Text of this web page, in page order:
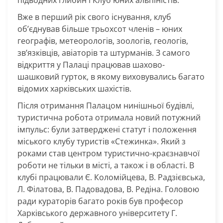
Вже в перший рік свого існування, клуб
об’єднував більше трьохсот членів – юних
географів, метеорологів, зоологів, геологів,
зв’язківців, авіаторів та штурманів. З самого
відкриття у Палаці працював шахово-
шашковий гурток, в якому виховувались багато
відомих харківських шахістів.
Після отримання Палацом нинішньої будівлі,
туристична робота отримала новий потужний
імпульс: були затверджені статут і положення
міського клубу туристів «Стежинка». Який з
роками став центром туристично-краєзнавчої
роботи не тільки в місті, а також і в області. В
клубі працювали Є. Коломійцева, В. Радзієвська,
Л. Філатова, В. Падовадова, В. Редіна. Головою
ради кураторів багато років був професор
Харківського державного університету Г.